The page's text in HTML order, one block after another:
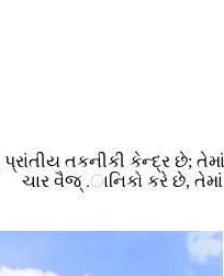
તકનીકી કેન્દ્ર છે;
ચાર વૈજ્ .ાનિકો કરે છે, તેમાં